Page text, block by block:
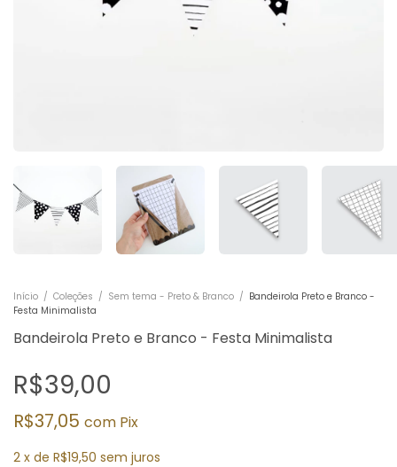
Início / Coleções / Sem tema - Preto & Branco / Bandeirola Preto e Branco -
Festa Minimalista
Bandeirola Preto e Branco - Festa Minimalista
R$39,00
R$37,05 com Pix
2 x de R$19,50 sem juros